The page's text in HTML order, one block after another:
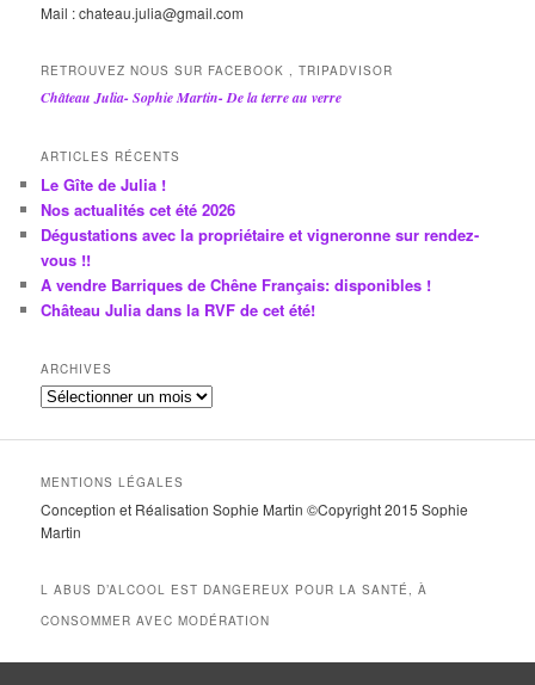
Mail : chateau.julia@gmail.com
RETROUVEZ NOUS SUR FACEBOOK , TRIPADVISOR
Château Julia- Sophie Martin- De la terre au verre
ARTICLES RÉCENTS
Le Gîte de Julia !
Nos actualités cet été 2026
Dégustations avec la propriétaire et vigneronne sur rendez-
vous !!
A vendre Barriques de Chêne Français: disponibles !
Château Julia dans la RVF de cet été!
ARCHIVES
A
c
i
v
e
MENTIONS LÉGALES
Conception et Réalisation Sophie Martin ©Copyright 2015 Sophie
Martin
L ABUS D’ALCOOL EST DANGEREUX POUR LA SANTÉ, À
CONSOMMER AVEC MODÉRATION